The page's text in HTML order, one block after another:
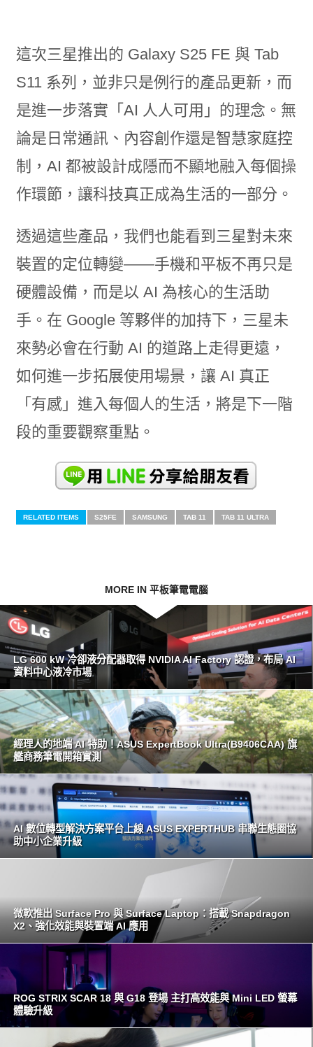
這次三星推出的 Galaxy S25 FE 與 Tab
S11 系列，並非只是例行的產品更新，而
是進一步落實「AI 人人可用」的理念。無
論是日常通訊、內容創作還是智慧家庭控
制，AI 都被設計成隱而不顯地融入每個操
作環節，讓科技真正成為生活的一部分。
透過這些產品，我們也能看到三星對未來
裝置的定位轉變——手機和平板不再只是
硬體設備，而是以 AI 為核心的生活助
手。在 Google 等夥伴的加持下，三星未
來勢必會在行動 AI 的道路上走得更遠，
如何進一步拓展使用場景，讓 AI 真正
「有感」進入每個人的生活，將是下一階
段的重要觀察重點。
RELATED ITEMS S25FE SAMSUNG TAB 11 TAB 11 ULTRA
MORE IN 平板筆電電腦
LG 600 kW 冷卻液分配器取得 NVIDIA AI Factory 認證，布局 AI
資料中心液冷市場
經理人的地端 AI 特助！ASUS ExpertBook Ultra(B9406CAA) 旗
艦商務筆電開箱實測
AI 數位轉型解決方案平台上線 ASUS EXPERTHUB 串聯生態圈協
助中小企業升級
微軟推出 Surface Pro 與 Surface Laptop：搭載 Snapdragon
X2、強化效能與裝置端 AI 應用
ROG STRIX SCAR 18 與 G18 登場 主打高效能與 Mini LED 螢幕
體驗升級